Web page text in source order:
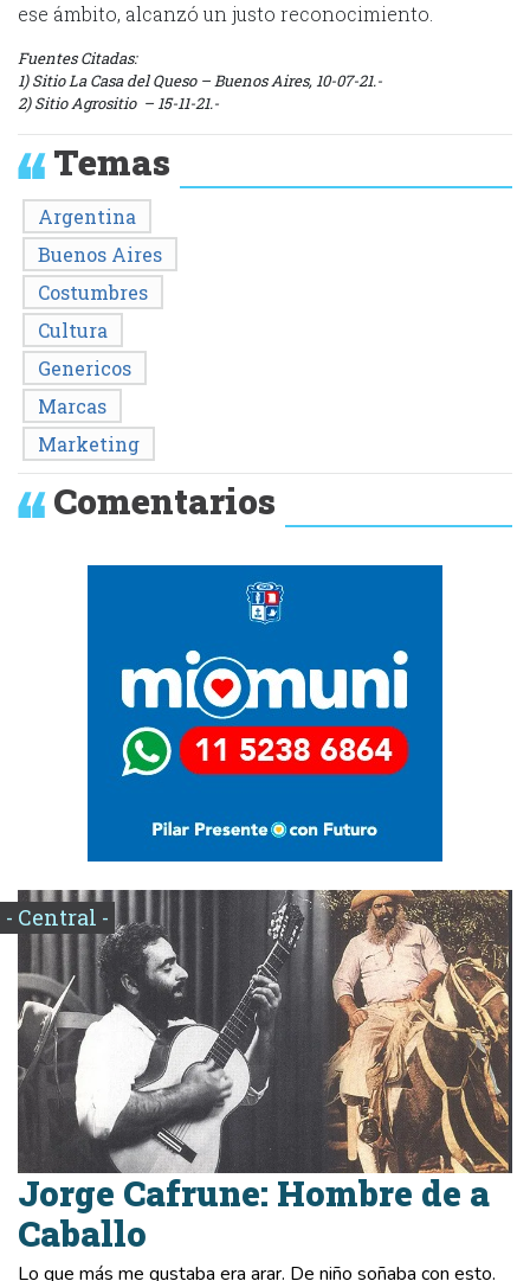
ese ámbito, alcanzó un justo reconocimiento.
Fuentes Citadas:
1) Sitio La Casa del Queso – Buenos Aires, 10-07-21.-
2) Sitio Agrositio – 15-11-21.-
Temas
Argentina
Buenos Aires
Costumbres
Cultura
Genericos
Marcas
Marketing
Comentarios
- Central -
Jorge Cafrune: Hombre de a
Caballo
Lo que más me gustaba era arar. De niño soñaba con esto.